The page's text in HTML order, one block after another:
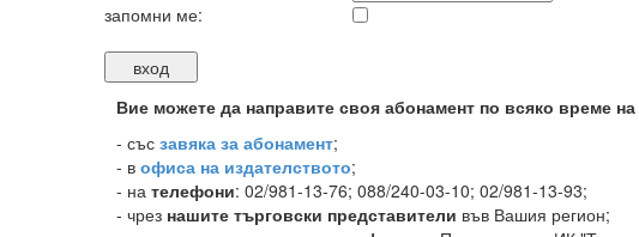
запомни ме:
Вие можете да направите своя абонамент по всяко време на
- със завяка за абонамент;
- в офиса на издателството;
- на телефони: 02/981-13-76; 088/240-03-10; 02/981-13-93;
- чрез нашите търговски представители във Вашия регион;